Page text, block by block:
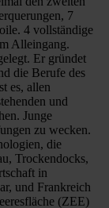
7
4 vollständige
Alleingang.
Er gründet
die Berufe des
es, allen
und
Junge
zu wecken.
die
Trockendocks,
in
und Frankreich
(ZEE)